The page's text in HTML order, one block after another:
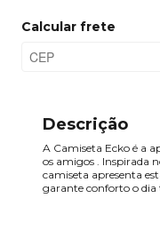
Calcular frete
Descrição
A Camiseta Ecko é a
os amigos . Inspirada
camiseta apresenta
garante conforto o dia